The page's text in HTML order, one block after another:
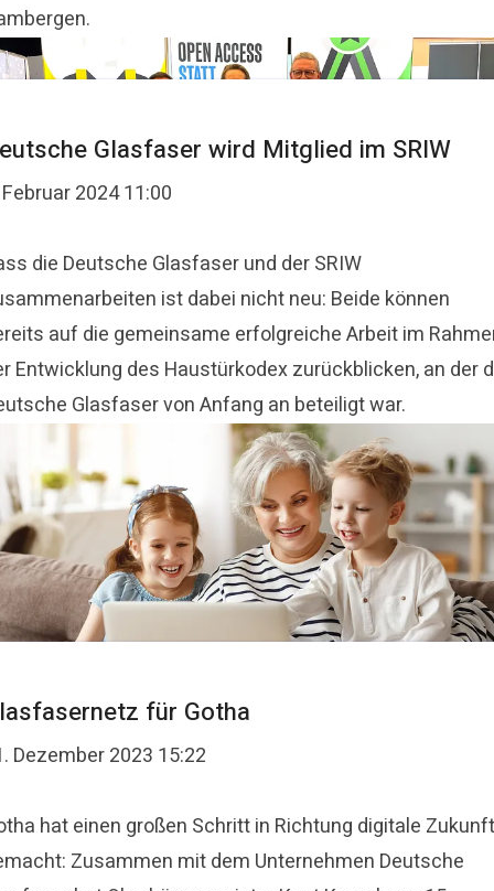
Glasfaser wird Mitglied im SRIW
2024 11:00
die Deutsche Glasfaser und der SRIW
ist dabei nicht neu: Beide können
auf die gemeinsame erfolgreiche Arbeit im
Entwicklung des Haustürkodex zurückblicken, an der
Glasfaser von Anfang an beteiligt war.
für Gotha
Dezember 2023 15:22
hat einen großen Schritt in Richtung digitale Zukunft
Zusammen mit dem Unternehmen Deutsche